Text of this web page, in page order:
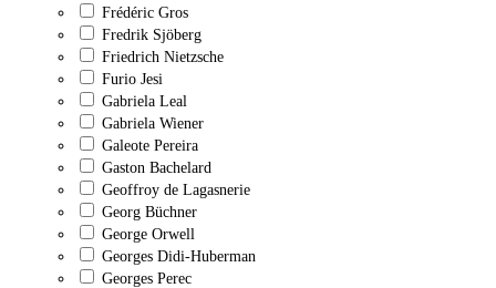
Frédéric Gros
Fredrik Sjöberg
Friedrich Nietzsche
Furio Jesi
Gabriela Leal
Gabriela Wiener
Galeote Pereira
Gaston Bachelard
Geoffroy de Lagasnerie
Georg Büchner
George Orwell
Georges Didi-Huberman
Georges Perec